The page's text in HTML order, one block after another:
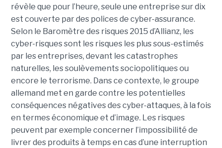
révèle que pour l’heure, seule une entreprise sur dix
est couverte par des polices de cyber-assurance.
Selon le Baromètre des risques 2015 d’Allianz, les
cyber-risques sont les risques les plus sous-estimés
par les entreprises, devant les catastrophes
naturelles, les soulèvements sociopolitiques ou
encore le terrorisme. Dans ce contexte, le groupe
allemand met en garde contre les potentielles
conséquences négatives des cyber-attaques, à la fois
en termes économique et d’image. Les risques
peuvent par exemple concerner l’impossibilité de
livrer des produits à temps en cas d’une interruption